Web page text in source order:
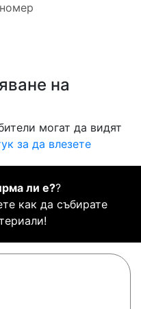
на
могат да видят
за да влезете
ли е??
как да събирате